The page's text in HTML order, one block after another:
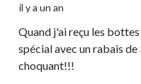
il y a un an
Quand j'ai reçu les
spécial avec un rabais
choquant!!!